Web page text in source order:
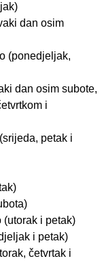
dan osim
(ponedjeljak,
dan osim subote,
i
petak i
(utorak i petak)
i petak)
četvrtak i